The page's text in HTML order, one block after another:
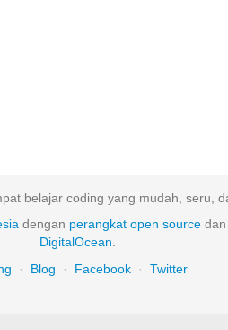
belajar coding yang mudah, seru,
dengan perangkat open source
DigitalOcean
· Blog · Facebook · Twitter